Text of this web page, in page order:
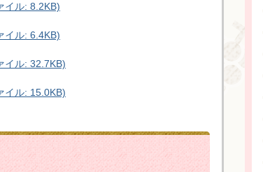
イル: 8.2KB)
イル: 6.4KB)
イル: 32.7KB)
イル: 15.0KB)